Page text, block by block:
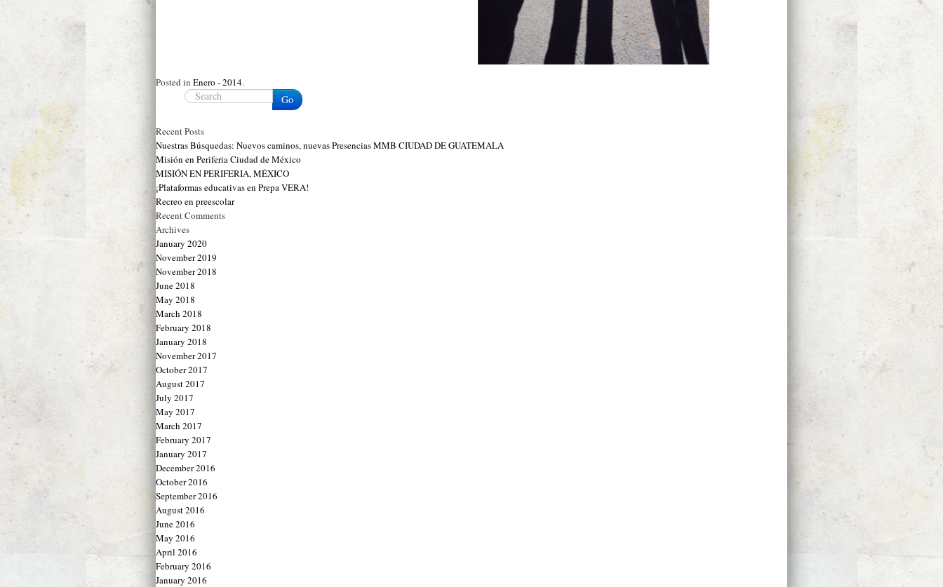
Posted in Enero - 2014.
Go
Recent Posts
Nuestras Búsquedas: Nuevos caminos, nuevas Presencias MMB CIUDAD DE GUATEMALA
Misión en Periferia Ciudad de México
MISIÓN EN PERIFERIA, MÉXICO
¡Plataformas educativas en Prepa VERA!
Recreo en preescolar
Recent Comments
Archives
January 2020
November 2019
November 2018
June 2018
May 2018
March 2018
February 2018
January 2018
November 2017
October 2017
August 2017
July 2017
May 2017
March 2017
February 2017
January 2017
December 2016
October 2016
September 2016
August 2016
June 2016
May 2016
April 2016
February 2016
January 2016